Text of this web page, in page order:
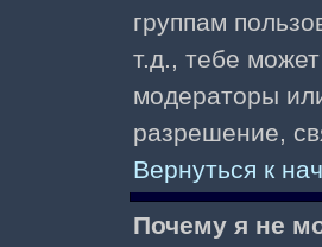
группам
т.д., тебе
модераторы
разрешение,
Вернуться к
Почему я не